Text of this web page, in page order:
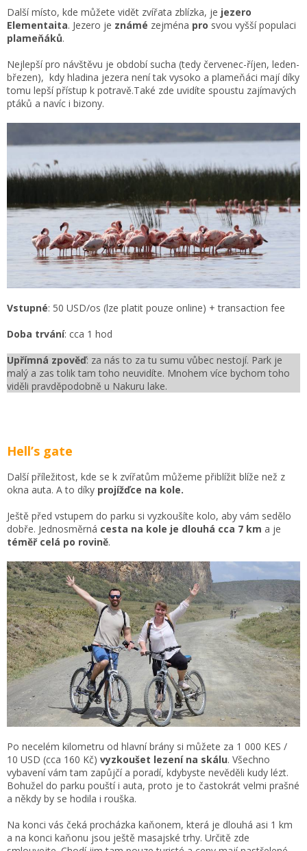
Další místo, kde můžete vidět zvířata zblízka, je jezero
Elementaita. Jezero je známé zejména pro svou vyšší populaci
plameňáků.
Nejlepší pro návštěvu je období sucha (tedy červenec-říjen, leden-
březen), kdy hladina jezera není tak vysoko a plameňáci mají díky
tomu lepší přístup k potravě.Také zde uvidíte spoustu zajímavých
ptáků a navíc i bizony.
Vstupné: 50 USD/os (lze platit pouze online) + transaction fee
Doba trvání: cca 1 hod
Upřímná zpověď: za nás to za tu sumu vůbec nestojí. Park je
malý a zas tolik tam toho neuvidíte. Mnohem více bychom toho
viděli pravděpodobně u Nakuru lake.
Hell’s gate
Další příležitost, kde se k zvířatům můžeme přiblížit blíže než z
okna auta. A to díky projížďce na kole.
Ještě před vstupem do parku si vyzkoušíte kolo, aby vám sedělo
dobře. Jednosměrná cesta na kole je dlouhá cca 7 km a je
téměř celá po rovině.
Po necelém kilometru od hlavní brány si můžete za 1 000 KES /
10 USD (cca 160 Kč) vyzkoušet lezení na skálu. Všechno
vybavení vám tam zapůjčí a poradí, kdybyste nevěděli kudy lézt.
Bohužel do parku pouští i auta, proto je to častokrát velmi prašné
a někdy by se hodila i rouška.
Na konci vás čeká procházka kaňonem, která je dlouhá asi 1 km
a na konci kaňonu jsou ještě masajské trhy. Určitě zde